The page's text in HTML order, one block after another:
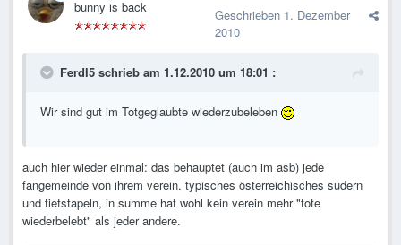
bunny is back Geschrieben 1. Dezember
2010
Ferdl5 schrieb am 1.12.2010 um 18:01 :
Wir sind gut im Totgeglaubte wiederzubeleben
auch hier wieder einmal: das behauptet (auch im asb) jede
fangemeinde von ihrem verein. typisches österreichisches sudern
und tiefstapeln, in summe hat wohl kein verein mehr "tote
wiederbelebt" als jeder andere.